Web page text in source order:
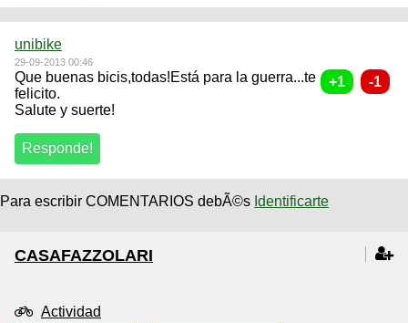
unibike
29-09-2013 00:46
Que buenas bicis,todas!Está para la guerra...te
felicito.
Salute y suerte!
Para escribir COMENTARIOS debÃ©s Identificarte
CASAFAZZOLARI
Actividad